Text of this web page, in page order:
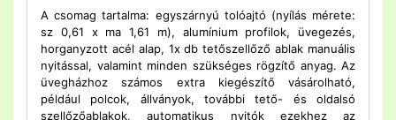
A csomag tartalma: egyszárnyú tolóajtó (nyílás mérete:
sz 0,61 x ma 1,61 m), alumínium profilok, üvegezés,
horganyzott acél alap, 1x db tetőszellőző ablak manuális
nyitással, valamint minden szükséges rögzítő anyag. Az
üvegházhoz számos extra kiegészítő vásárolható,
például polcok, állványok, további tető- és oldalsó
szellőzőablakok, automatikus nyitók ezekhez az